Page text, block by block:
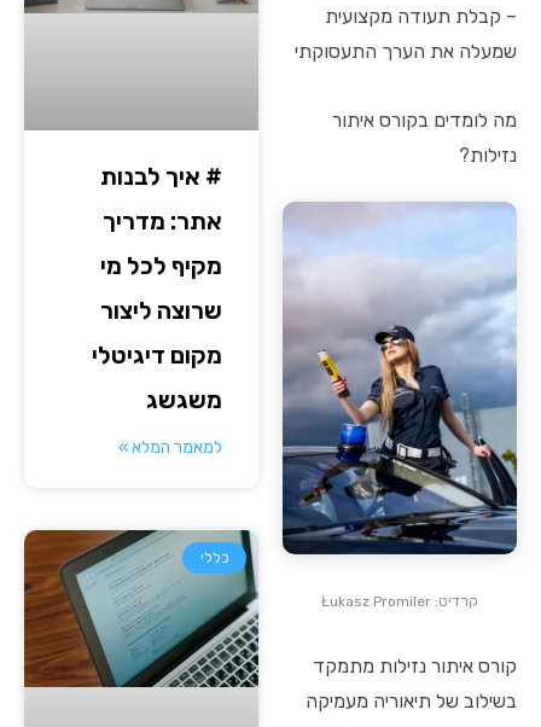
– קבלת תעודה מקצועית
שמעלה את הערך התעסוקתי
מה לומדים בקורס איתור
נזילות?
קרדיט: Łukasz Promiler
קורס איתור נזילות מתמקד
בשילוב של תיאוריה מעמיקה
# איך לבנות
אתר: מדריך
מקיף לכל מי
שרוצה ליצור
מקום דיגיטלי
משגשג
למאמר המלא »
כללי